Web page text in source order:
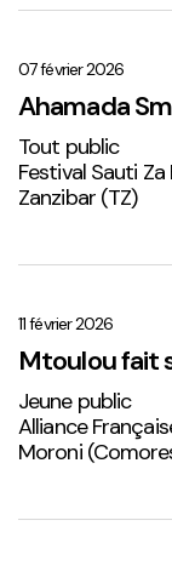
Live
Solo
1
07 février 2026
Ahamada
Tout public
Festival Sauti Za
Zanzibar (TZ)
son
safari
musical
(solo)
11 février 2026
Mtoulou fait
Jeune public
Alliance
Moroni